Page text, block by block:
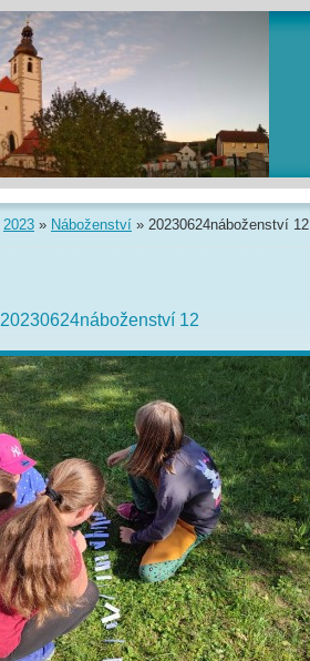
2023 » Náboženství » 20230624náboženství 12
20230624náboženství 12